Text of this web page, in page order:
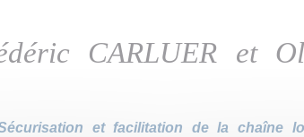
CARLUER et
et facilitation de la chaîne